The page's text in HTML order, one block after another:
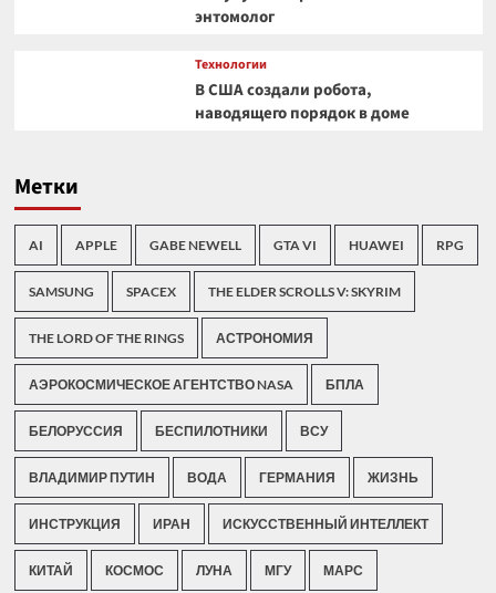
энтомолог
Технологии
В США создали робота,
наводящего порядок в доме
Метки
AI APPLE GABE NEWELL GTA VI HUAWEI RPG
SAMSUNG SPACEX THE ELDER SCROLLS V: SKYRIM
THE LORD OF THE RINGS АСТРОНОМИЯ
АЭРОКОСМИЧЕСКОЕ АГЕНТСТВО NASA БПЛА
БЕЛОРУССИЯ БЕСПИЛОТНИКИ ВСУ
ВЛАДИМИР ПУТИН ВОДА ГЕРМАНИЯ ЖИЗНЬ
ИНСТРУКЦИЯ ИРАН ИСКУССТВЕННЫЙ ИНТЕЛЛЕКТ
КИТАЙ КОСМОС ЛУНА МГУ МАРС